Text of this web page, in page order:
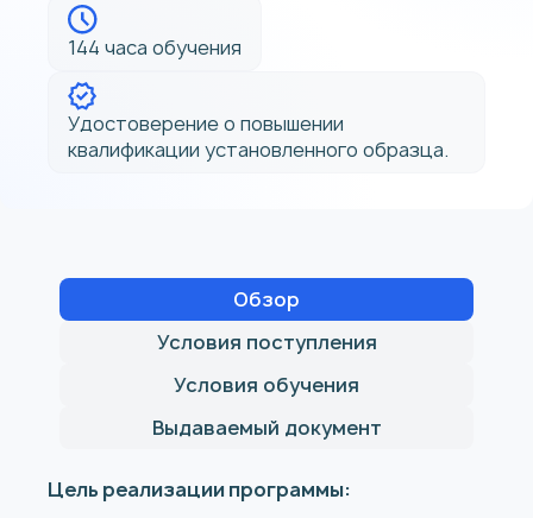
144 часа обучения
Удостоверение о повышении
квалификации установленного образца.
Обзор
Условия поступления
Условия обучения
Выдаваемый документ
Цель реализации программы: